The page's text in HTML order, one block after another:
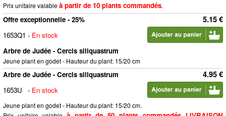
Prix unitaire valableà partir de 10 plants commandés.
5.15 €
Offre exceptionnelle - 25%
1653Q1 - En stock
Arbre de Judée - Cercis siliquastrum
Jeune plant en godet - Hauteur du plant: 15/20 cm
4.95 €
Arbre de Judée - Cercis siliquastrum
1653U
- En stock
Jeune plant en godet - Hauteur du plant: 15/20 cm.